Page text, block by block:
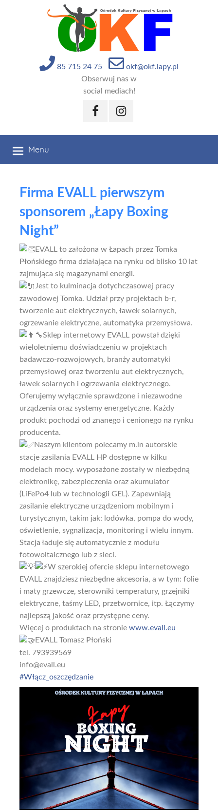
85 715 24 75
okf@okf.lapy.pl
Obserwuj nas w
social mediach!
FacebookInstagram
Menu
Firma EVALL pierwszym
sponsorem „Łapy Boxing
Night”
EVALL to założona w Łapach przez Tomka
Płońskiego firma działająca na rynku od blisko 10 lat
zajmująca się magazynami energii.
Jest to kulminacja dotychczasowej pracy
zawodowej Tomka. Udział przy projektach b-r,
tworzenie aut elektrycznych, ławek solarnych,
ogrzewanie elektryczne, automatyka przemysłowa.
Sklep internetowy EVALL powstał dzięki
wieloletniemu doświadczeniu w projektach
badawczo-rozwojowych, branży automatyki
przemysłowej oraz tworzeniu aut elektrycznych,
ławek solarnych i ogrzewania elektrycznego.
Oferujemy wyłącznie sprawdzone i niezawodne
urządzenia oraz systemy energetyczne. Każdy
produkt pochodzi od znanego i cenionego na rynku
producenta.
Naszym klientom polecamy m.in autorskie
stacje zasilania EVALL HP dostępne w kilku
modelach mocy. wyposażone zostały w niezbędną
elektronikę, zabezpieczenia oraz akumulator
(LiFePo4 lub w technologii GEL). Zapewniają
zasilanie elektryczne urządzeniom mobilnym i
turystycznym, takim jak: lodówka, pompa do wody,
oświetlenie, sygnalizacja, monitoring i wielu innym.
Stacja ładuje się automatycznie z modułu
fotowoltaicznego lub z sieci.
W szerokiej ofercie sklepu internetowego
EVALL znajdziesz niezbędne akcesoria, a w tym: folie
i maty grzewcze, sterowniki temperatury, grzejniki
elektryczne, taśmy LED, przetwornice, itp. Łączymy
najlepszą jakość oraz przystępne ceny.
Więcej o produktach na stronie www.evall.eu
EVALL Tomasz Płoński
tel. 793939569
info@evall.eu
#Włącz_oszczędzanie